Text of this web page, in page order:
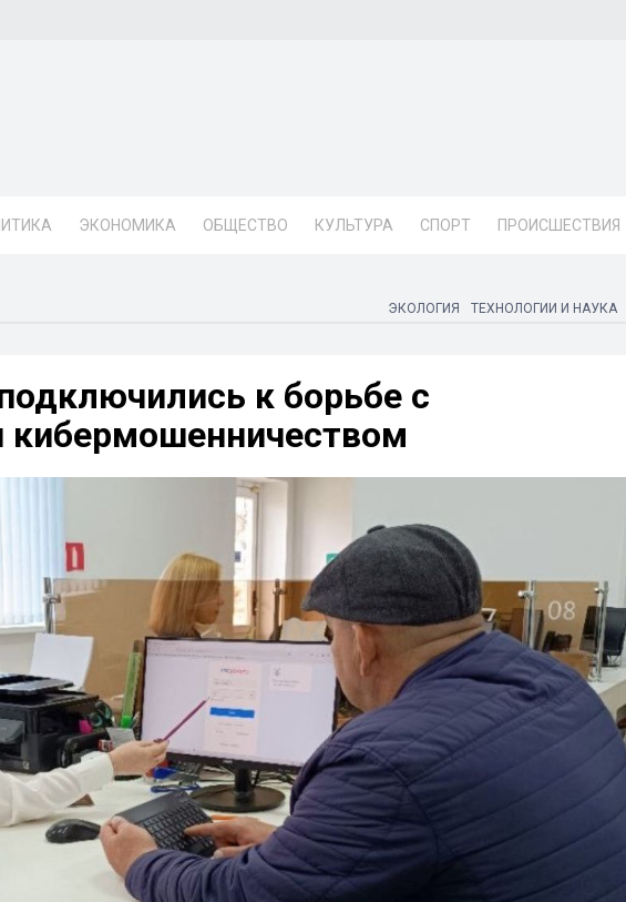
ЭКОНОМИКА ОБЩЕСТВО КУЛЬТУРА СПОРТ ПРОИСШЕСТВИЯ
ЭКОЛОГИЯ ТЕХНОЛОГИИ И НАУКА
к борьбе с